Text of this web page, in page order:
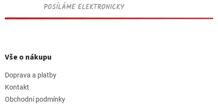
POSÍLÁME ELEKTRONICKY
pVše o nákupu
Doprava a platby
Kontakt
Obchodní podmínky